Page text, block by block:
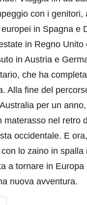
con i genitori,
in Spagna e
in Regno Unito
in Austria e
che ha
Alla fine del
per un
materasso nel retro
occidentale. E
lo zaino in spalla
a tornare in Europa
nuova avventura.